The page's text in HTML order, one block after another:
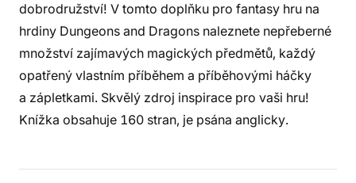
dobrodružství! V tomto doplňku pro fantasy hru na
hrdiny Dungeons and Dragons naleznete nepřeberné
množství zajímavých magických předmětů, každý
opatřený vlastním příběhem a příběhovými háčky
a zápletkami. Skvělý zdroj inspirace pro vaši hru!
Knížka obsahuje 160 stran, je psána anglicky.